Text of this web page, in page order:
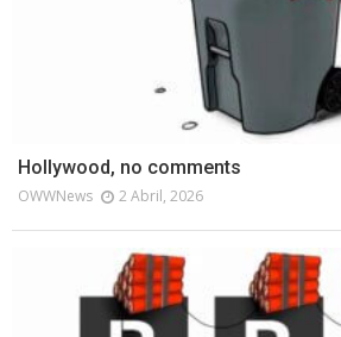
Hollywood, no comments
OWWNews 2 Abril, 2026